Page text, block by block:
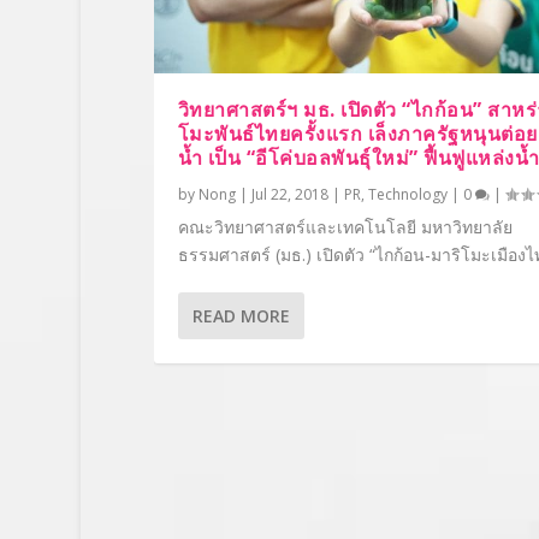
วิทยาศาสตร์ฯ มธ. เปิดตัว “ไกก้อน” สาห
โมะพันธ์ไทยครั้งแรก เล็งภาครัฐหนุนต่อ
น้ำ เป็น “อีโค่บอลพันธุ์ใหม่” ฟื้นฟูแหล่งน้ำ
by Nong| Jul 22, 2018| PR, Technology| 0 |
คณะวิทยาศาสตร์และเทคโนโลยี มหาวิทยาลัย
ธรรมศาสตร์ (มธ.) เปิดตัว “ไกก้อน-มาริโมะเมืองไ
READ MORE